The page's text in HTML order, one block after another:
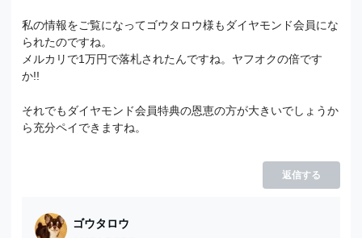
私の情報をご覧になってゴウタロウ様もダイヤモンド会員にな
られたのですね。
メルカリで1万円で落札されたんですね。ヤフオクの倍です
か!!
それでもダイヤモンド会員特典の恩恵の方が大きいでしょうか
ら充分ペイできますね。
返信する
ゴウタロウ